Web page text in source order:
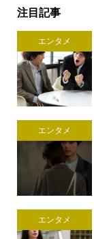
注目記事
エンタメ
エンタメ
エンタメ